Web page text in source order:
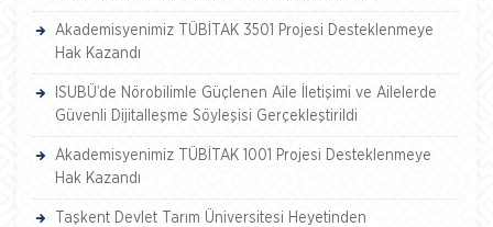
Akademisyenimiz TÜBİTAK 3501 Projesi Desteklenmeye
Hak Kazandı
ISUBÜ’de Nörobilimle Güçlenen Aile İletişimi ve Ailelerde
Güvenli Dijitalleşme Söyleşisi Gerçekleştirildi
Akademisyenimiz TÜBİTAK 1001 Projesi Desteklenmeye
Hak Kazandı
Taşkent Devlet Tarım Üniversitesi Heyetinden